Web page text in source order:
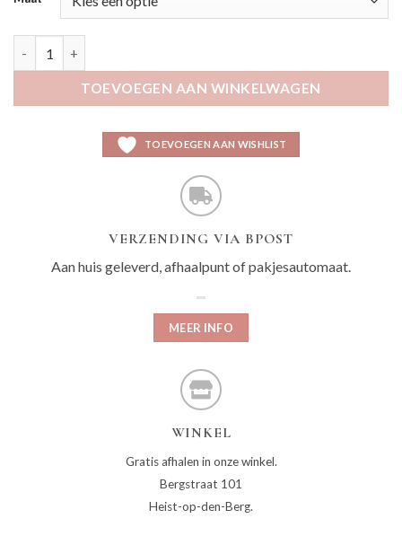
TOEVOEGEN AAN WINKELWAGEN
TOEVOEGEN AAN WISHLIST
VERZENDING VIA BPOST
Aan huis geleverd, afhaalpunt of pakjesautomaat.
MEER INFO
WINKEL
Gratis afhalen in onze winkel.
Bergstraat 101
Heist-op-den-Berg.